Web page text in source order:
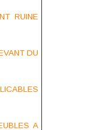
RUINE
DU
A